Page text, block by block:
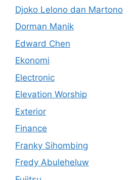
Djoko Lelono dan Martono
Dorman Manik
Edward Chen
Ekonomi
Electronic
Elevation Worship
Exterior
Finance
Franky Sihombing
Fredy Abuleheluw